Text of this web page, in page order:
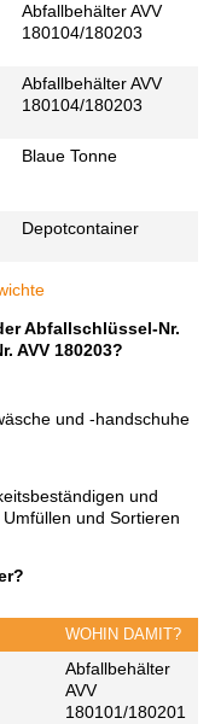
Abfallbehälter AVV
180104/180203
Abfallbehälter AVV
180104/180203
Blaue Tonne
Depotcontainer
Abfallschlüssel-Nr.
AVV 180203?
und -handschuhe
und
und Sortieren
WOHIN DAMIT?
Abfallbehälter
AVV
180101/180201